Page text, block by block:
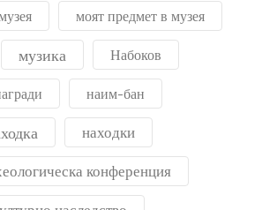
моят предмет в музея
музика Набоков
наим-бан
находки
конференция